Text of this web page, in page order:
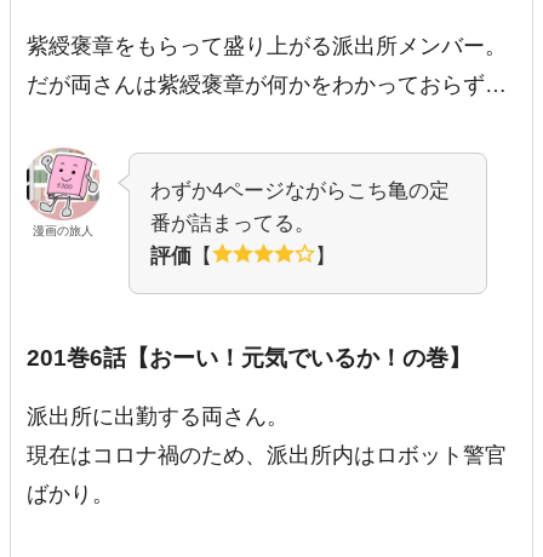
紫綬褒章をもらって盛り上がる派出所メンバー。
だが両さんは紫綬褒章が何かをわかっておらず…
漫画の旅人
わずか4ページながらこち亀の定
番が詰まってる。
評価 【 】
201巻6話【おーい！元気でいるか！の巻】
派出所に出勤する両さん。
現在はコロナ禍のため、派出所内はロボット警官
ばかり。